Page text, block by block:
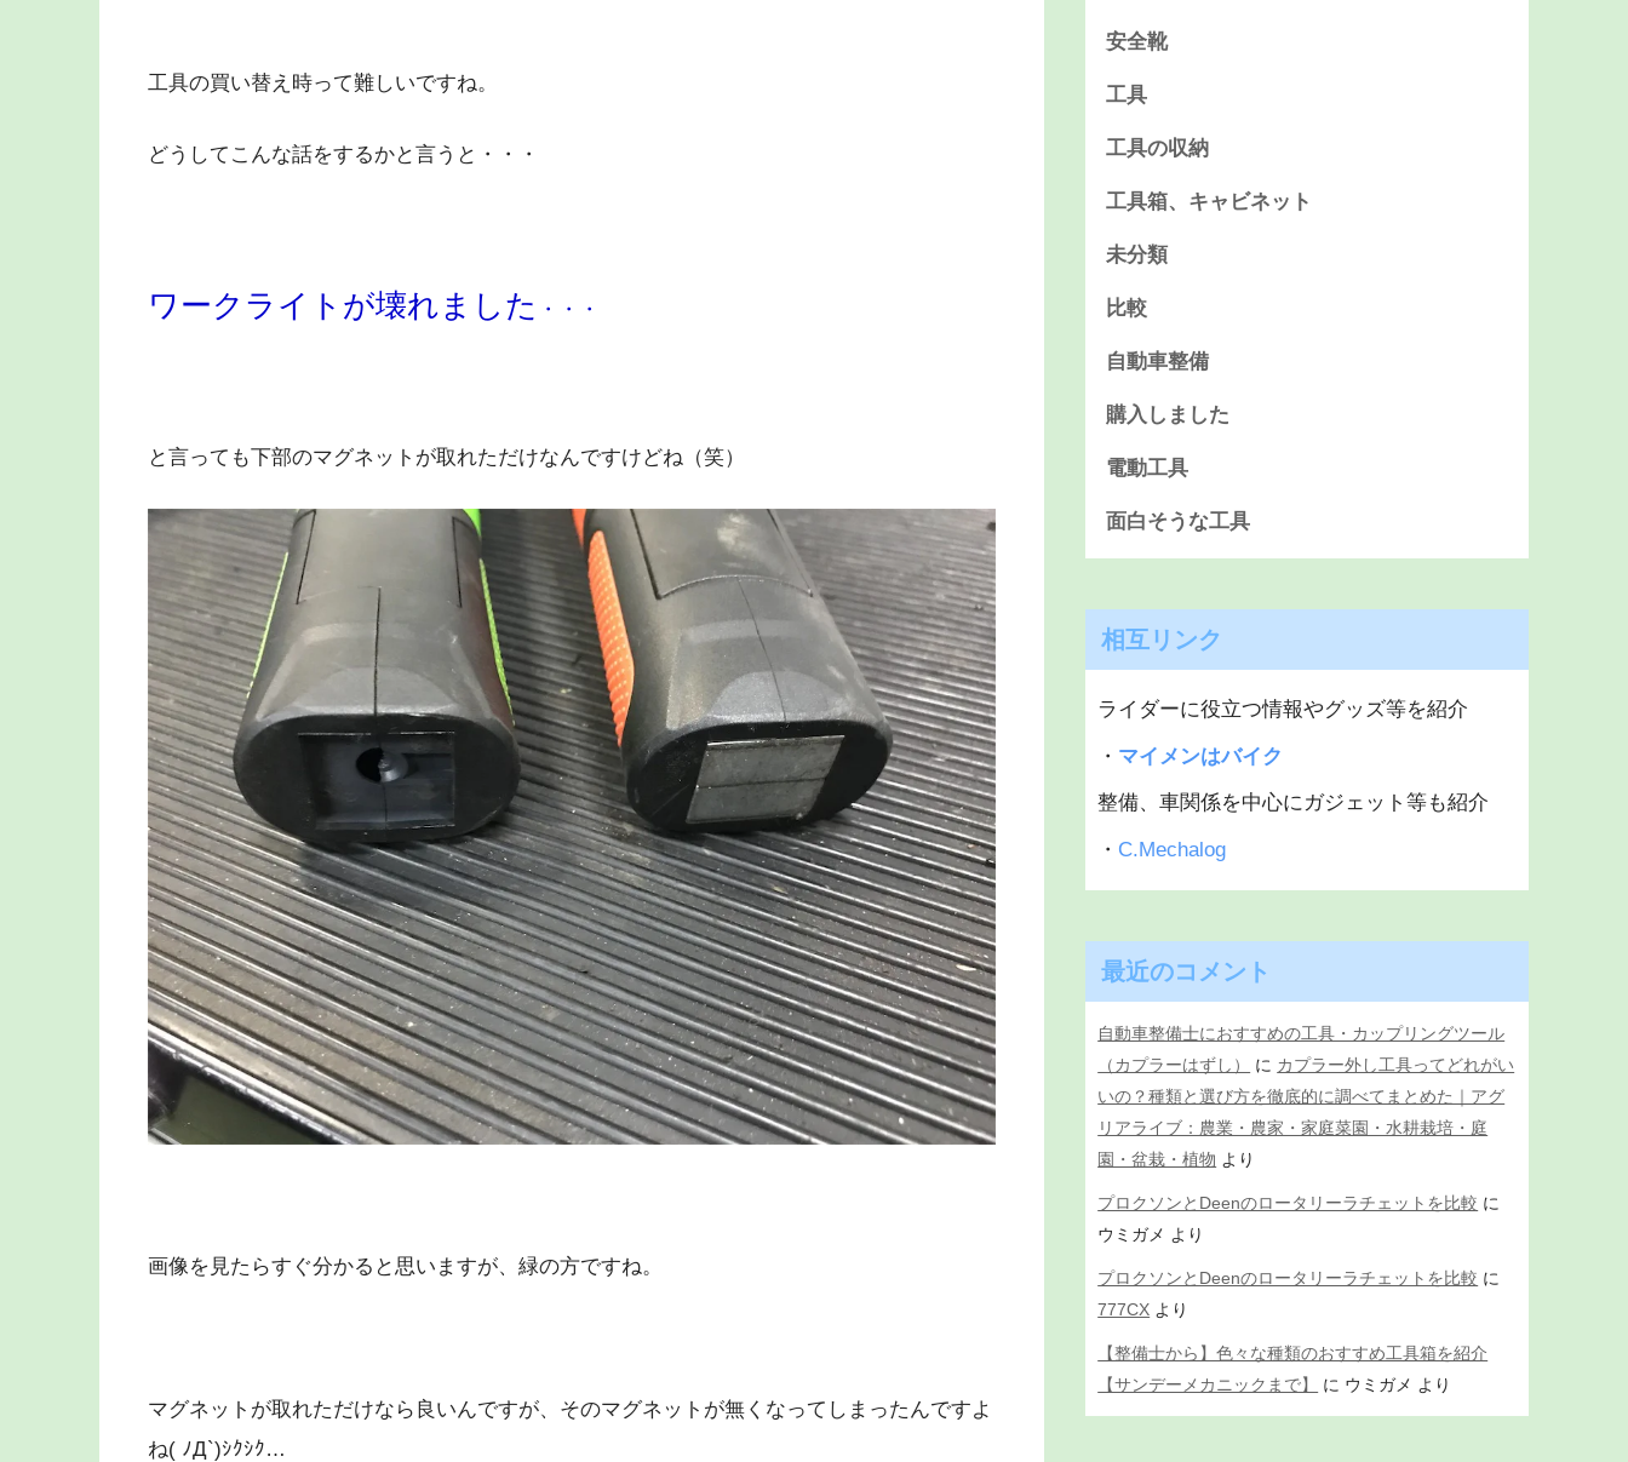
工具の買い替え時って難しいですね。
どうしてこんな話をするかと言うと・・・
ワークライトが壊れました ・・・
と言っても下部のマグネットが取れただけなんですけどね（笑）
画像を見たらすぐ分かると思いますが、緑の方ですね。
マグネットが取れただけなら良いんですが、そのマグネットが無くなってしまったんですよ
ね( ﾉД`)ｼｸｼｸ…
安全靴
工具
工具の収納
工具箱、キャビネット
未分類
比較
自動車整備
購入しました
電動工具
面白そうな工具
相互リンク
ライダーに役立つ情報やグッズ等を紹介
・ マイメンはバイク
整備、車関係を中心にガジェット等も紹介
・ C.Mechalog
最近のコメント
自動車整備士におすすめの工具・カップリングツール
（カプラーはずし）
に カプラー外し工具ってどれがい
いの？種類と選び方を徹底的に調べてまとめた｜アグ
リアライブ：農業・農家・家庭菜園・水耕栽培・庭
園・盆栽・植物 より
プロクソンとDeenのロータリーラチェットを比較 に
ウミガメ より
プロクソンとDeenのロータリーラチェットを比較 に
777CX より
【整備士から】色々な種類のおすすめ工具箱を紹介
【サンデーメカニックまで】
に ウミガメ より